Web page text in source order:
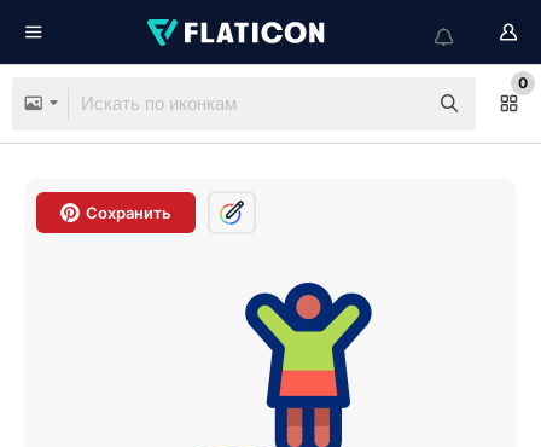
0
Сохранить